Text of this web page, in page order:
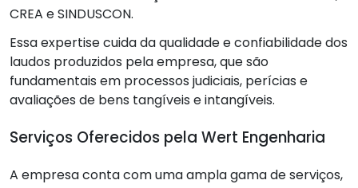
CREA e SINDUSCON.
Essa expertise cuida da qualidade e confiabilidade dos
laudos produzidos pela empresa, que são
fundamentais em processos judiciais, perícias e
avaliações de bens tangíveis e intangíveis.
Serviços Oferecidos pela Wert Engenharia
A empresa conta com uma ampla gama de serviços,